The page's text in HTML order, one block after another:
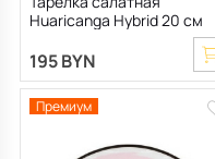
Huaricanga Hybrid 20 см
195 BYN
Премиум